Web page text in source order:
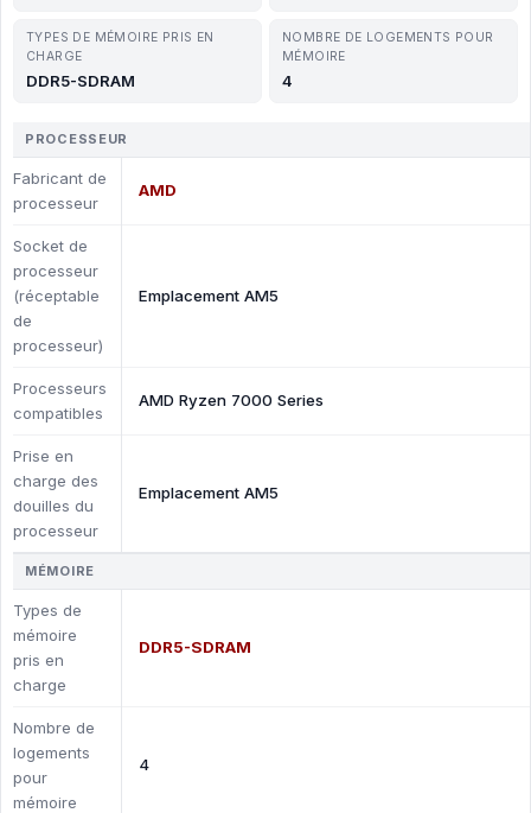
TYPES DE MÉMOIRE PRIS EN
CHARGE
DDR5-SDRAM
NOMBRE DE LOGEMENTS POUR
MÉMOIRE
4
PROCESSEUR
Fabricant de
processeur
AMD
Socket de
processeur
(réceptable
de
processeur)
Emplacement AM5
Processeurs
compatibles
AMD Ryzen 7000 Series
Prise en
charge des
douilles du
processeur
Emplacement AM5
MÉMOIRE
Types de
mémoire
pris en
charge
DDR5-SDRAM
Nombre de
logements
pour
mémoire
4